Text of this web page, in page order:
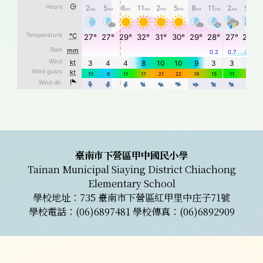
頁尾區域內容臺南市下營區甲中國民小學
Tainan Municipal Siaying District Chiachong
Elementary School
學校地址：735 臺南市下營區紅甲里中庄子71號
學校電話：(06)6897481 學校傳真：(06)6892909